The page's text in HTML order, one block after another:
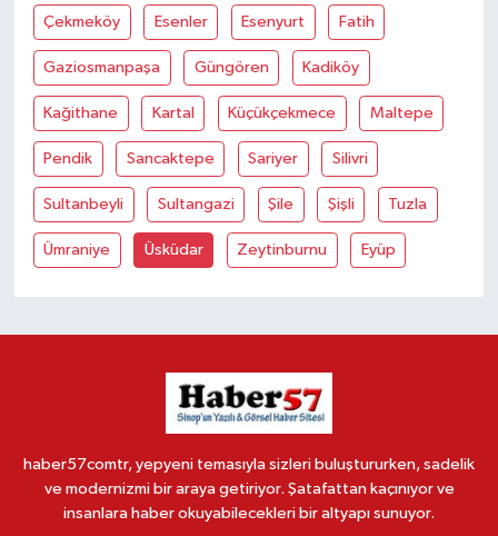
Çekmeköy Esenler Esenyurt Fatih
Gaziosmanpaşa Güngören Kadiköy
Kağithane Kartal Küçükçekmece Maltepe
Pendik Sancaktepe Sariyer Silivri
Sultanbeyli Sultangazi Şile Şişli Tuzla
Ümraniye Üsküdar Zeytinburnu Eyüp
haber57comtr, yepyeni temasıyla sizleri buluştururken, sadelik
ve modernizmi bir araya getiriyor. Şatafattan kaçınıyor ve
insanlara haber okuyabilecekleri bir altyapı sunuyor.